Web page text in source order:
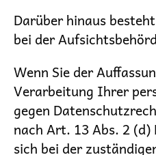
Darüber hinaus
bei der
Wenn Sie der
Verarbeitung Ihrer
gegen
nach Art. 13 Abs. 2 (d)
sich bei der